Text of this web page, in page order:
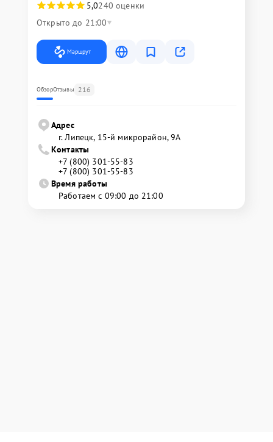
5,0240 оценки
Открыто до 21:00
Маршрут
ОбзорОтзывы 216
Адрес
г. Липецк, 15-й микрорайон, 9А
Контакты
+7 (800) 301-55-83
+7 (800) 301-55-83
Время работы
Работаем с 09:00 до 21:00